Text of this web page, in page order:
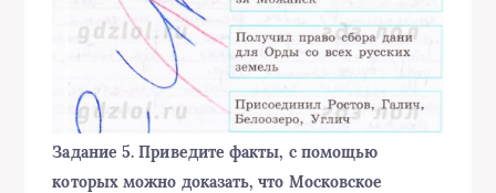
Задание 5. Приведите факты, с помощью
которых можно доказать, что Московское